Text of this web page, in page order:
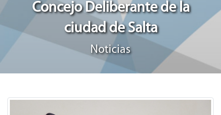
Concejo Deliberante de la
ciudad de Salta
Noticias